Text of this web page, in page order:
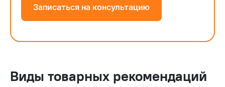
Записаться на консультацию
Виды товарных рекомендаций